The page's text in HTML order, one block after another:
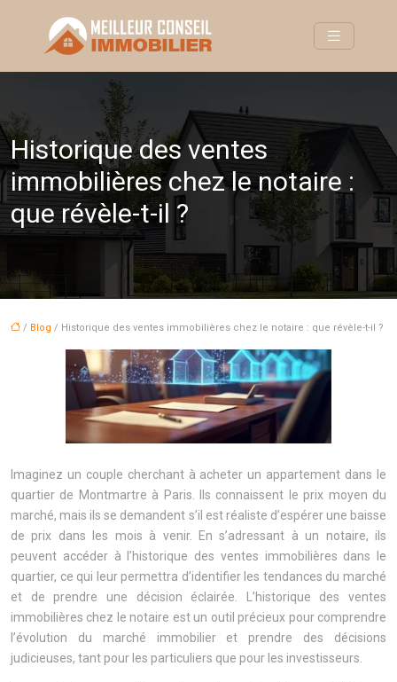
Historique des ventes
immobilières chez le notaire :
que révèle-t-il ?
/ Blog / Historique des ventes immobilières chez le notaire : que révèle-t-il ?
Imaginez un couple cherchant à acheter un appartement dans le
quartier de Montmartre à Paris. Ils connaissent le prix moyen du
marché, mais ils se demandent s’il est réaliste d’espérer une baisse
de prix dans les mois à venir. En s’adressant à un notaire, ils
peuvent accéder à l’historique des ventes immobilières dans le
quartier, ce qui leur permettra d’identifier les tendances du marché
et de prendre une décision éclairée. L’historique des ventes
immobilières chez le notaire est un outil précieux pour comprendre
l’évolution du marché immobilier et prendre des décisions
judicieuses, tant pour les particuliers que pour les investisseurs.